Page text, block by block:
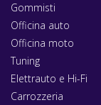
Gommisti
Officina auto
Officina moto
Tuning
Elettrauto e Hi-Fi
Carrozzeria